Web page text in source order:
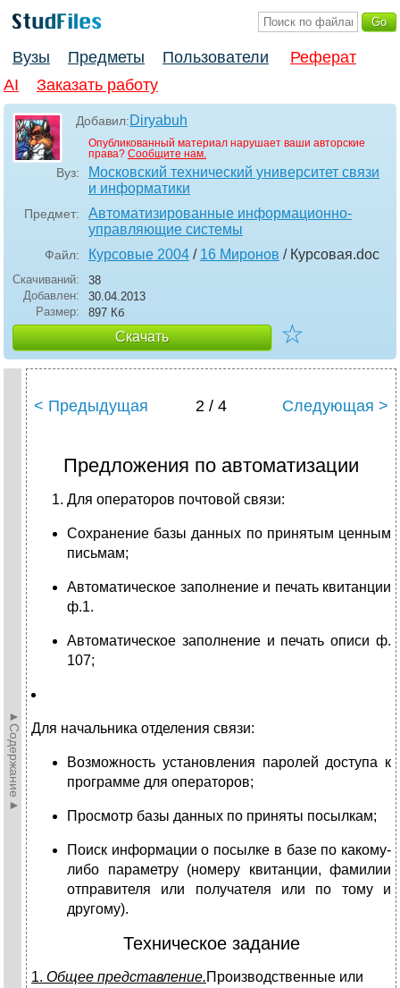
Вузы Предметы Пользователи
Реферат
AI
Заказать работу
Добавил:Diryabuh
Опубликованный материал нарушает ваши авторские
права? Сообщите нам.
Вуз:
Московский технический университет связи
и информатики
Предмет:
Автоматизированные информационно-
управляющие системы
Файл: Курсовые 2004 / 16 Миронов / Курсовая.doc
Скачиваний:
38
Добавлен:
30.04.2013
Размер:
897 Кб
Скачать ☆
►Содержание►
< Предыдущая 2 / 4 Следующая >
Предложения по автоматизации
Для операторов почтовой связи:
Сохранение базы данных по принятым ценным
письмам;
Автоматическое заполнение и печать квитанции
ф.1.
Автоматическое заполнение и печать описи ф.
107;
Для начальника отделения связи:
Возможность установления паролей доступа к
программе для операторов;
Просмотр базы данных по приняты посылкам;
Поиск информации о посылке в базе по какому-
либо параметру (номеру квитанции, фамилии
отправителя или получателя или по тому и
другому).
Техническое задание
1. Общее представление.Производственные или